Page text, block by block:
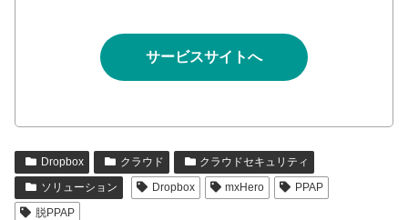
サービスサイトへ
Dropbox クラウド
クラウドセキュリティ
ソリューション
Dropbox mxHero
PPAP
脱PPAP